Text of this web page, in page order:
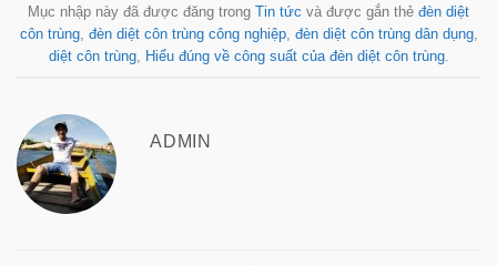
Mục nhập này đã được đăng trong Tin tức và được gắn thẻ đèn diệt
côn trùng, đèn diệt côn trùng công nghiệp, đèn diệt côn trùng dân dụng,
diệt côn trùng, Hiểu đúng về công suất của đèn diệt côn trùng.
ADMIN